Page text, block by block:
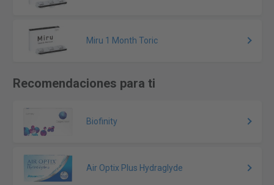
Miru 1 Month Toric
Recomendaciones para ti
Biofinity
Air Optix Plus Hydraglyde